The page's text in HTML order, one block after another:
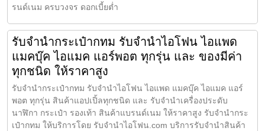
รนด์เนม ครบวงจร ดอกเบี้ยต่ำ
รับจำนำกระเป๋ากทม รับจำนำไอโฟน ไอแพด
แมคบุ๊ค ไอแมค แอร์พอต ทุกรุ่น และ ของมีค่า
ทุกชนิด ให้ราคาสูง
รับจำนำกระเป๋ากทม รับจำนำไอโฟน ไอแพด แมคบุ๊ค ไอแมค แอร์
พอต ทุกรุ่น สินค้าแอปเปิ้ลทุกชนิด และ รับจำนำเครื่องประดับ
นาฬิกา กระเป๋า รองเท้า สินค้าแบรนด์เนม ให้ราคาสูง รับจำนำกระ
เป๋ากทม ให้บริการโดย รับจํานําไอโฟน.com บริการรับจำนำสินค้า